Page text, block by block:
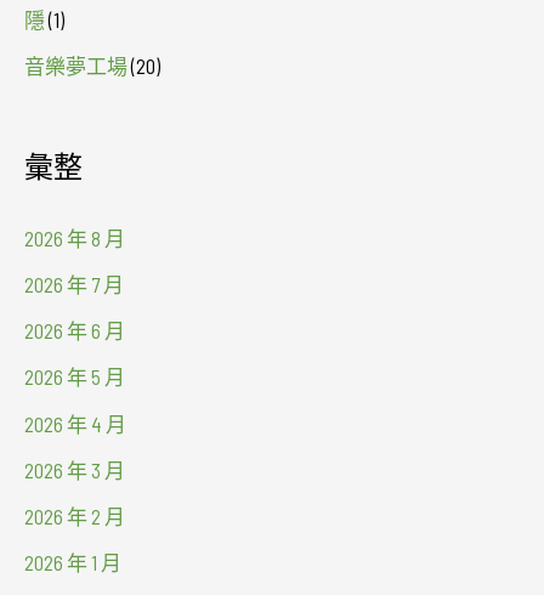
隱(1)
音樂夢工場(20)
彙整
2026 年 8 月
2026 年 7 月
2026 年 6 月
2026 年 5 月
2026 年 4 月
2026 年 3 月
2026 年 2 月
2026 年 1 月